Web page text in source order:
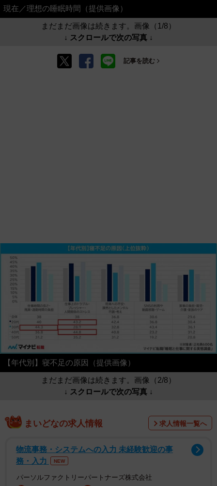
現在／理想の睡眠時間（提供画像）
まだまだ画像は続きます。画像（1/8）
↓ スクロールで次の写真 ↓
記事を読む
【年代別】寝不足の原因（提供画像）
まだまだ画像は続きます。画像（2/8）
↓ スクロールで次の写真 ↓
まいどなの求人情報 求人情報一覧へ
物流事務・システムへの入力 未経験歓迎の事
務・入力
NEW
パーソルファクトリーパートナーズ株式会社